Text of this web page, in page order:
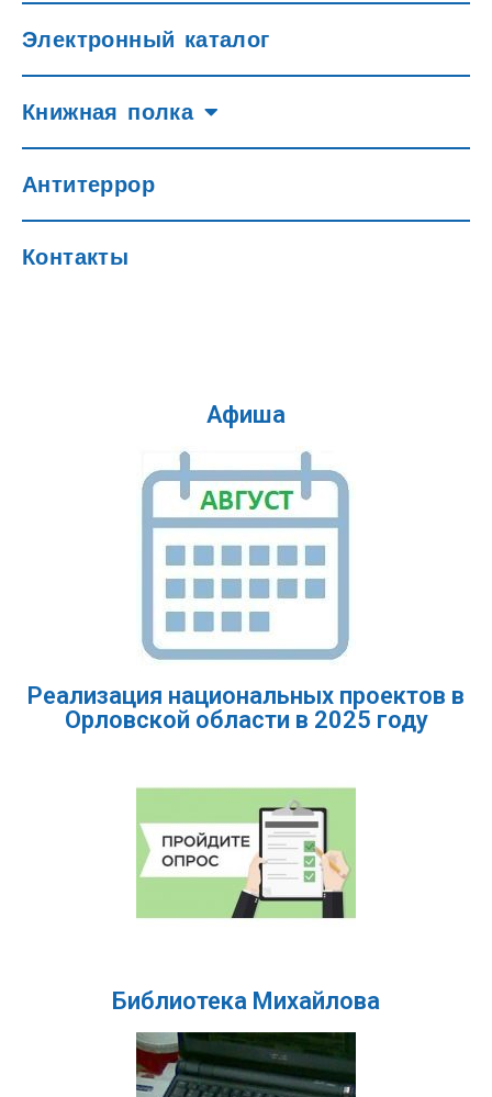
Электронный каталог
Книжная полка
Антитеррор
Контакты
Афиша
Реализация национальных проектов в
Орловской области в 2025 году
Библиотека Михайлова